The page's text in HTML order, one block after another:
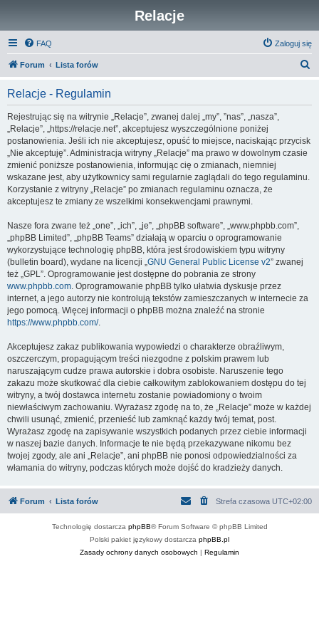
Relacje
FAQ Zaloguj się
Forum Lista forów
Relacje - Regulamin
Rejestrując się na witrynie „Relacje”, zwanej dalej „my”, ”nas”, „nasza”,
„Relacje”, „https://relacje.net”, akceptujesz wyszczególnione poniżej
postanowienia. Jeśli ich nie akceptujesz, opuść to miejsce, naciskając przycisk
„Nie akceptuję”. Administracja witryny „Relacje” ma prawo w dowolnym czasie
zmienić poniższe postanowienia, informując cię o zmianach, niemniej
wskazane jest, aby użytkownicy sami regularnie zaglądali do tego regulaminu.
Korzystanie z witryny „Relacje” po zmianach regulaminu oznacza, że
akceptujesz te zmiany ze wszelkimi konsekwencjami prawnymi.
Nasze fora zwane też „one”, „ich”, „je”, „phpBB software”, „www.phpbb.com”,
„phpBB Limited”, „phpBB Teams” działają w oparciu o oprogramowanie
wykorzystujące technologię phpBB, która jest środowiskiem typu witryny
(bulletin board), wydane na licencji „GNU General Public License v2” zwanej
też „GPL”. Oprogramowanie jest dostępne do pobrania ze strony
www.phpbb.com. Oprogramowanie phpBB tylko ułatwia dyskusje przez
internet, a jego autorzy nie kontrolują tekstów zamieszczanych w internecie za
jego pomocą. Więcej informacji o phpBB można znaleźć na stronie
https://www.phpbb.com/.
Akceptujesz zakaz publikowania wypowiedzi o charakterze obraźliwym,
oszczerczym, propagującym treści niezgodne z polskim prawem lub
naruszającym cudze prawa autorskie i dobra osobiste. Naruszenie tego
zakazu może skutkować dla ciebie całkowitym zablokowaniem dostępu do tej
witryny, a twój dostawca internetu zostanie powiadomiony o twoim
niewłaściwym zachowaniu. Wyrażasz zgodę na to, że „Relacje” może w każdej
chwili usunąć, zmienić, przenieść lub zamknąć każdy twój temat, post.
Wyrażasz zgodę na zapisywanie wszystkich podanych przez ciebie informacji
w naszej bazie danych. Informacje te nie będą przekazywane nikomu bez
twojej zgody, ale ani „Relacje”, ani phpBB nie ponosi odpowiedzialności za
włamania do witryny, podczas których może dojść do kradzieży danych.
Forum Lista forów Strefa czasowa UTC+02:00
Technologię dostarcza phpBB® Forum Software © phpBB Limited
Polski pakiet językowy dostarcza phpBB.pl
Zasady ochrony danych osobowych | Regulamin